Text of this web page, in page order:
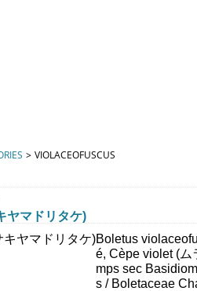
> VIOLACEOFUSCUS
ヤマドリタケ)
Boletus
é, Cèpe violet (ム
mps sec
s / Boletaceae